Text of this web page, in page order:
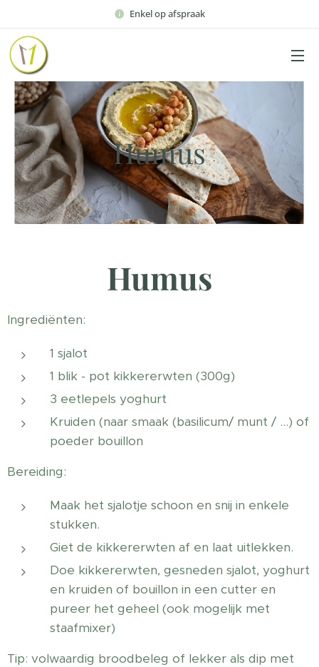
Enkel op afspraak
Humus
Humus
Ingrediënten:
1 sjalot
1 blik - pot kikkererwten (300g)
3 eetlepels yoghurt
Kruiden (naar smaak (basilicum/ munt / …) of
poeder bouillon
Bereiding:
Maak het sjalotje schoon en snij in enkele
stukken.
Giet de kikkererwten af en laat uitlekken.
Doe kikkererwten, gesneden sjalot, yoghurt
en kruiden of bouillon in een cutter en
pureer het geheel (ook mogelijk met
staafmixer)
Tip: volwaardig broodbeleg of lekker als dip met